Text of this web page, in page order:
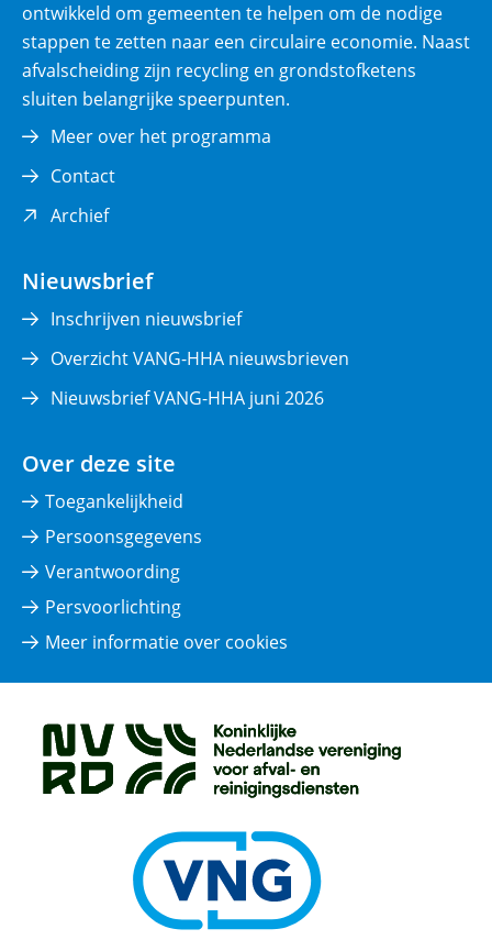
ontwikkeld om gemeenten te helpen om de nodige
stappen te zetten naar een circulaire economie. Naast
afvalscheiding zijn recycling en grondstofketens
sluiten belangrijke speerpunten.
Meer over het programma
Contact
Archief(opent
nieuw
Nieuwsbrief
Inschrijven nieuwsbrief
Overzicht VANG-HHA nieuwsbrieven
Nieuwsbrief VANG-HHA juni 2026
Over deze site
Toegankelijkheid
Persoonsgegevens
Verantwoording
Persvoorlichting
Meer informatie over cookies